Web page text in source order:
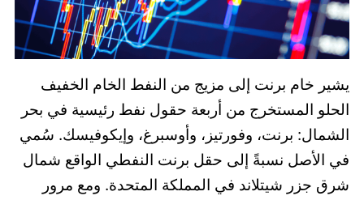
يشير خام برنت إلى مزيج من النفط الخام الخفيف
الحلو المستخرج من أربعة حقول نفط رئيسية في بحر
الشمال: برنت، وفورتيز، وأوسبرغ، وإيكوفيسك. سُمي
في الأصل نسبةً إلى حقل برنت النفطي الواقع شمال
شرق جزر شيتلاند في المملكة المتحدة. ومع مرور